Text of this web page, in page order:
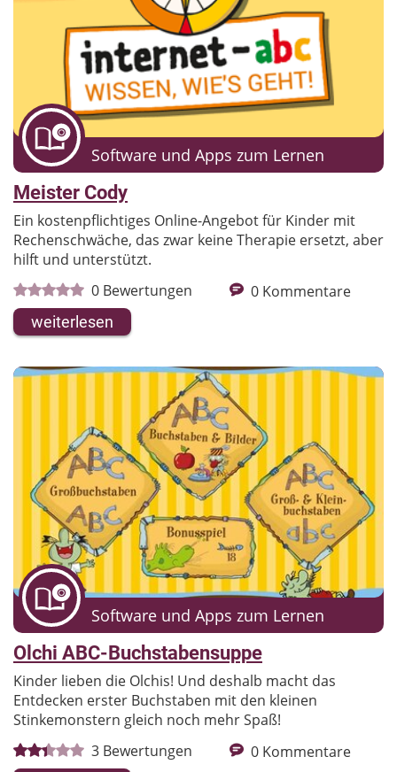
Nintendo Switch 2 PlayStation 4
Playstation 5 Wii Wii U
Xbox Series X/S E-Book Online
Sonstiges
Altersgruppe
alle auswählen|Auswahl aufheben
Vorschule Grundschule
5. - 10. Klasse
Erwachsene
Fach
Chemie
Geographie Geschichte
Latein Mathematik Musik
Philosophie Politik Religion
Sachkunde Technik Physik
Englisch Französisch Spanisch
Italienisch Sonstige
Auswahl getroffen? Dann hier die Suche
starten!
Software und Apps zum Lernen
Meister Cody
Ein kostenpflichtiges Online-Angebot für Kinder mit
Rechenschwäche, das zwar keine Therapie ersetzt, aber
hilft und unterstützt.
0 Bewertungen 0 Kommentare
weiterlesen
Software und Apps zum Lernen
Olchi ABC-Buchstabensuppe
Kinder lieben die Olchis! Und deshalb macht das
Entdecken erster Buchstaben mit den kleinen
Stinkemonstern gleich noch mehr Spaß!
3 Bewertungen 0 Kommentare